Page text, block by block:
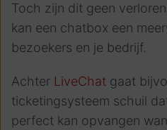
Toch zijn dit geen
kan een chatbox een
bezoekers en je bedrijf.
Achter LiveChat gaat
ticketingsysteem schuil
perfect kan opvangen